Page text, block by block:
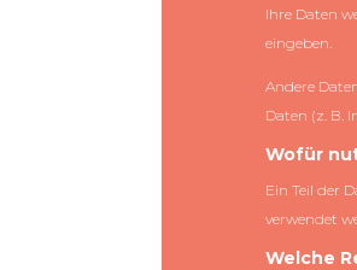
Ihre Daten
eingeben.
Andere
Daten (z. B.
Wofür
Ein Teil der
verwendet
Welche